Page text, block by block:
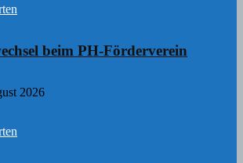
beim PH-Förderverein
2026